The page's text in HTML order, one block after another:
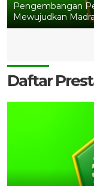
Pengembangan
Mewujudkan
Daftar